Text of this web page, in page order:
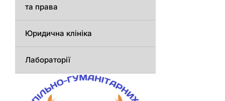
та права
Юридична клініка
Лабораторії